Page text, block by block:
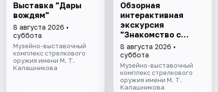
Выставка "Дары
вождям"
8 августа 2026 •
суббота
Музейно-выставочный
комплекс стрелкового
оружия имени М. Т.
Калашникова
Обзорная
интерактивная
экскурсия
"Знакомство с
музеем"
8 августа 2026 •
суббота
Музейно-выставочный
комплекс стрелкового
оружия имени М. Т.
Калашникова